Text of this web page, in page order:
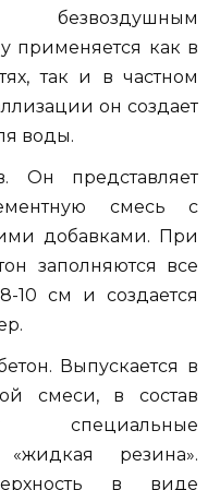
применяется как в
так и в частном
он создает
воды.
Он представляет
смесь с
добавками. При
заполняются все
10 см и создается
Выпускается в
смеси, в состав
специальные
резина».
в виде